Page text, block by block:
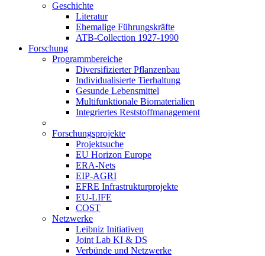
Geschichte
Literatur
Ehemalige Führungskräfte
ATB-Collection 1927-1990
Forschung
Programmbereiche
Diversifizierter Pflanzenbau
Individualisierte Tierhaltung
Gesunde Lebensmittel
Multifunktionale Biomaterialien
Integriertes Reststoffmanagement
Forschungsprojekte
Projektsuche
EU Horizon Europe
ERA-Nets
EIP-AGRI
EFRE Infrastrukturprojekte
EU-LIFE
COST
Netzwerke
Leibniz Initiativen
Joint Lab KI & DS
Verbünde und Netzwerke